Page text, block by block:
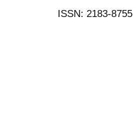
ISSN: 2183-8755